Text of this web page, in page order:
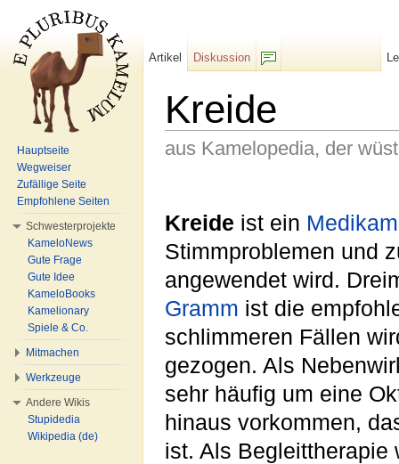
Kreide
aus Kamelopedia, der
Kreide ist ein
Stimmproblemen und
angewendet wird.
Gramm ist die
schlimmeren Fällen
gezogen. Als
sehr häufig um eine
hinaus vorkommen,
ist. Als Begleittherapie
Artikel
Diskussion
Hauptseite
Wegweiser
Zufällige Seite
Empfohlene Seiten
Schwesterprojekte
KameloNews
Gute Frage
Gute Idee
KameloBooks
Kamelionary
Spiele & Co.
Mitmachen
Werkzeuge
Andere Wikis
Stupidedia
Wikipedia (de)